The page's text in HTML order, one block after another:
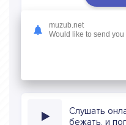
Скачать песню
погибала любовь в
Слушать
бежать, и
muzub.net
Would like to send